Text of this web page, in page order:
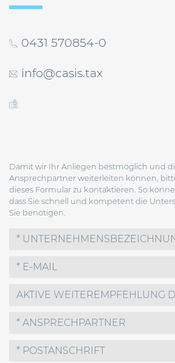
0431 570854-0
info@casis.tax
Damit wir Ihr Anliegen bestmöglich und
Ansprechpartner weiterleiten können,
dieses Formular zu kontaktieren. So
dass Sie schnell und kompetent die
Sie benötigen.